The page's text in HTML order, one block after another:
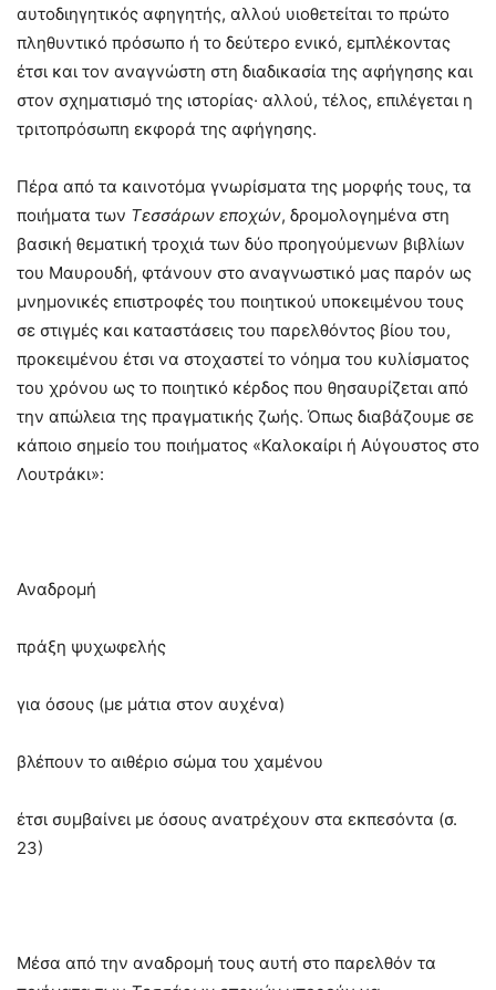
αυτοδιηγητικός αφηγητής, αλλού υιοθετείται το πρώτο
πληθυντικό πρόσωπο ή το δεύτερο ενικό, εμπλέκοντας
έτσι και τον αναγνώστη στη διαδικασία της αφήγησης και
στον σχηματισμό της ιστορίας· αλλού, τέλος, επιλέγεται η
τριτοπρόσωπη εκφορά της αφήγησης.
Πέρα από τα καινοτόμα γνωρίσματα της μορφής τους, τα
ποιήματα των Τεσσάρων εποχών, δρομολογημένα στη
βασική θεματική τροχιά των δύο προηγούμενων βιβλίων
του Μαυρουδή, φτάνουν στο αναγνωστικό μας παρόν ως
μνημονικές επιστροφές του ποιητικού υποκειμένου τους
σε στιγμές και καταστάσεις του παρελθόντος βίου του,
προκειμένου έτσι να στοχαστεί το νόημα του κυλίσματος
του χρόνου ως το ποιητικό κέρδος που θησαυρίζεται από
την απώλεια της πραγματικής ζωής. Όπως διαβάζουμε σε
κάποιο σημείο του ποιήματος «Καλοκαίρι ή Αύγουστος στο
Λουτράκι»:
Αναδρομή
πράξη ψυχωφελής
για όσους (με μάτια στον αυχένα)
βλέπουν το αιθέριο σώμα του χαμένου
έτσι συμβαίνει με όσους ανατρέχουν στα εκπεσόντα (σ.
23)
Μέσα από την αναδρομή τους αυτή στο παρελθόν τα